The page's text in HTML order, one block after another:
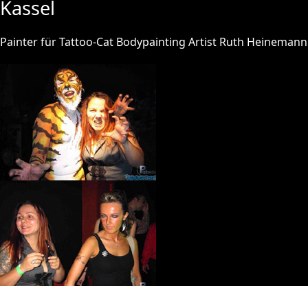
Kassel
Painter für Tattoo-Cat Bodypainting Artist Ruth Heinemann